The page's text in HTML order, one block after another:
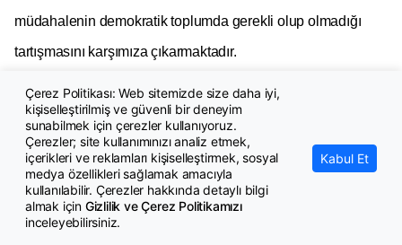
müdahalenin demokratik toplumda gerekli olup olmadığı
tartışmasını karşımıza çıkarmaktadır.
sınırlamanın demokratik bir toplumda zorlayıcı bir toplumsal
ihtiyacın karşılanması amacına yönelik olmasını ifade
etmektedir. Buna göre sınırlayıcı tedbir, bir toplumsal ihtiyacı
karşılamıyorsa ya da başvurulabilecek son çare niteliğinde
değilse, dava konusu düzenleyici işlemde olduğu gibi,
Çerez Politikası: Web sitemizde size daha iyi,
kişiselleştirilmiş ve güvenli bir deneyim
sunabilmek için çerezler kullanıyoruz.
Çerezler; site kullanımınızı analiz etmek,
içerikleri ve reklamları kişiselleştirmek, sosyal
medya özellikleri sağlamak amacıyla
kullanılabilir. Çerezler hakkında detaylı bilgi
almak için Gizlilik ve Çerez Politikamızı
inceleyebilirsiniz.
Kabul Et